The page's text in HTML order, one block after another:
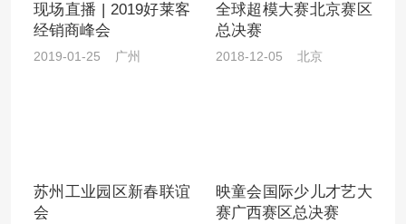
现场直播 | 2019好莱客
经销商峰会
2019-01-25 广州
全球超模大赛北京赛区
总决赛
2018-12-05 北京
苏州工业园区新春联谊
会
映童会国际少儿才艺大
赛广西赛区总决赛